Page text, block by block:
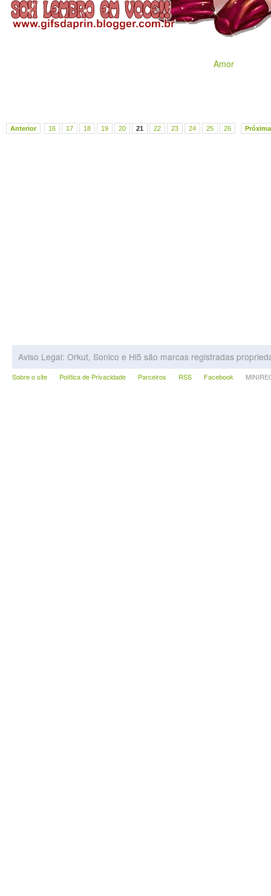
Amor
Anterior 16 17 18 19 20 21 22 23 24 25 26 Próxima
Aviso Legal: Orkut, Sonico e Hi5 são marcas registradas
Sobre o site Política de Privacidade Parceiros RSS Facebook